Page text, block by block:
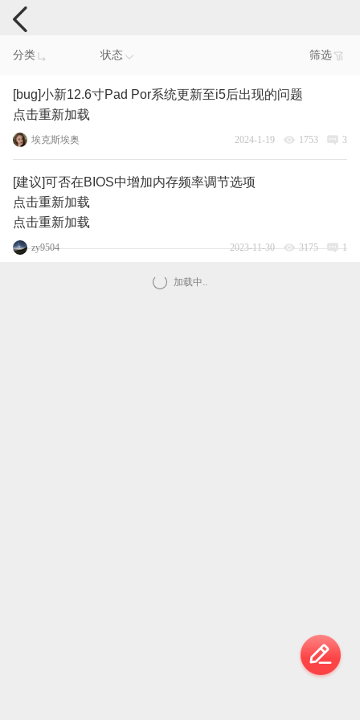
电脑反馈
分类 状态 筛选
[bug]小新12.6寸Pad Por系统更新至i5后出现的问题
点击重新加载
埃克斯埃奥 2024-1-19 1753 3
[建议]可否在BIOS中增加内存频率调节选项
点击重新加载
点击重新加载
zy9504 2023-11-30 3175 1
加载中..